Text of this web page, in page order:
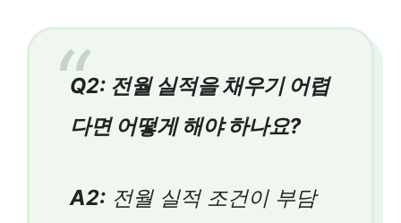
Q2: 전월 실적을 채우기 어렵
다면 어떻게 해야 하나요?
A2: 전월 실적 조건이 부담